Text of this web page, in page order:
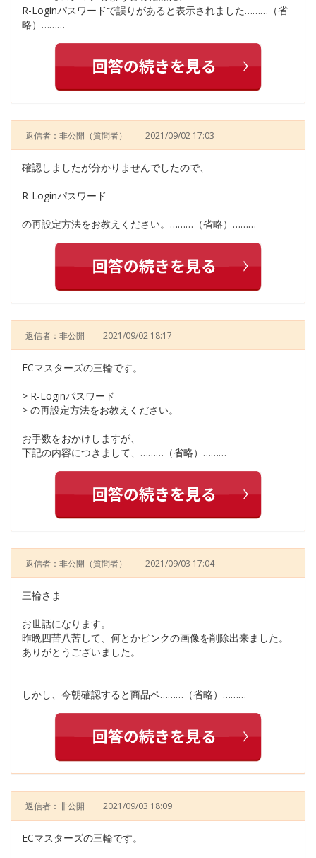
R-Loginパスワードで誤りがあると表示されました………（省
略）………
返信者：非公開 （質問者） 2021/09/02 17:03
確認しましたが分かりませんでしたので、
R-Loginパスワード
の再設定方法をお教えください。………（省略）………
返信者：非公開 2021/09/02 18:17
ECマスターズの三輪です。
> R-Loginパスワード
> の再設定方法をお教えください。
お手数をおかけしますが、
下記の内容につきまして、………（省略）………
返信者：非公開 （質問者） 2021/09/03 17:04
三輪さま
お世話になります。
昨晩四苦八苦して、何とかピンクの画像を削除出来ました。
ありがとうございました。
しかし、今朝確認すると商品ペ………（省略）………
返信者：非公開 2021/09/03 18:09
ECマスターズの三輪です。